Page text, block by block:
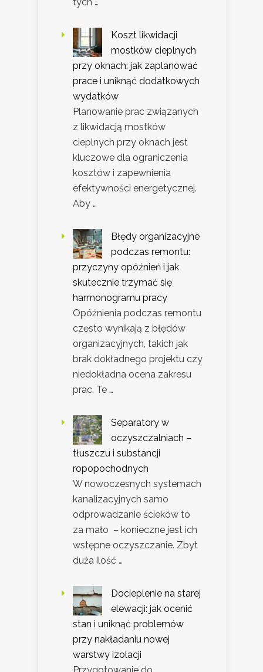
Koszt likwidacji
mostków cieplnych
przy oknach: jak zaplanować
prace i uniknąć dodatkowych
wydatków
Planowanie prac związanych
z likwidacją mostków
cieplnych przy oknach jest
kluczowe dla ograniczenia
kosztów i zapewnienia
efektywności energetycznej.
Aby …
Błędy organizacyjne
podczas remontu:
przyczyny opóźnień i jak
skutecznie trzymać się
harmonogramu pracy
Opóźnienia podczas remontu
często wynikają z błędów
organizacyjnych, takich jak
brak dokładnego projektu czy
niedokładna ocena zakresu
prac. Te …
Separatory w
oczyszczalniach –
tłuszczu i substancji
ropopochodnych
W nowoczesnych systemach
kanalizacyjnych samo
odprowadzanie ścieków to
za mało – konieczne jest ich
wstępne oczyszczanie. Zbyt
duża ilość …
Docieplenie na starej
elewacji: jak ocenić
stan i uniknąć problemów
przy nakładaniu nowej
warstwy izolacji